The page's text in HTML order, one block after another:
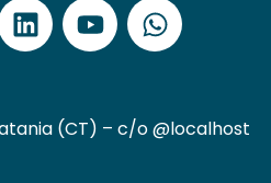
(CT) – c/o @localhost